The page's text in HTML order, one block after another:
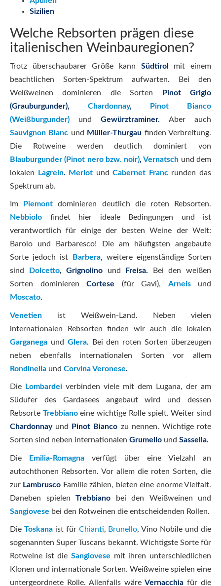
Sizilien
Welche Rebsorten prägen diese
italienischen Weinbauregionen?
Trotz überschaubarer Größe kann Südtirol mit einem
beachtlichen Sorten-Spektrum aufwarten. Bei den
Weißweinen dominieren die Sorten Pinot Grigio
(Grauburgunder), Chardonnay, Pinot Bianco
(Weißburgunder)
und Gewürztraminer. Aber auch
Sauvignon Blanc und Müller-Thurgau finden Verbreitung.
Die Rotweine werden deutlich dominiert von
Blauburgunder (Pinot nero bzw. noir),Vernatsch und dem
lokalen Lagrein. Merlot undCabernet Franc runden das
Spektrum ab.
Im Piemont
dominieren deutlich die roten Rebsorten.
Nebbiolo
findet hier ideale Bedingungen und ist
verantwortlich für einige der besten Weine der Welt:
Barolo und Barbaresco! Die am häufigsten angebaute
Sorte jedoch ist
Barbera, weitere eigenständige Sorten
sind
Dolcetto, Grignolino und Freisa. Bei den weißen
Sorten dominieren Cortese (für Gavi), Arneis
und
Moscato.
Venetien
ist Weißwein-Land. Neben vielen
internationalen Rebsorten finden wir auch die lokalen
Garganega und Glera. Bei den roten Sorten überzeugen
neben ebenfalls internationalen Sorten vor allem
Rondinella und Corvina Veronese.
Die Lombardei verbinden viele mit dem Lugana, der am
Südufer des Gardasees angebaut wird und dessen
Rebsorte Trebbianoeine wichtige Rolle spielt. Weiter sind
Chardonnay und Pinot Bianco zu nennen. Wichtige rote
Sorten sind neben internationalen Grumello und Sassella.
Die Emilia-Romagna
verfügt über eine Vielzahl an
autochthonen Rebsorten. Vor allem die roten Sorten, die
zur Lambrusco Familie zählen, bieten eine enorme Vielfalt.
Daneben spielen Trebbiano bei den Weißweinen und
Sangiovese bei den Rotweinen die entscheidenden Rollen.
Die Toskana ist für Chianti, Brunello, Vino Nobile und die
sogenannten Super Tuscans bekannt. Wichtigste Sorte für
Rotweine ist die Sangiovese mit ihren unterschiedlichen
Klonen und internationale Sorten. Weißweine spielen eine
untergeordnete Rolle. Allenfalls wäreVernacchiafür die